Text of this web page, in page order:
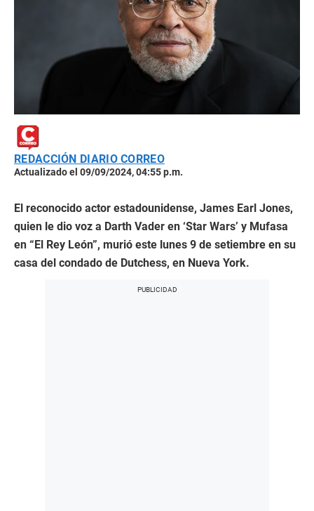
REDACCIÓN DIARIO CORREO
Actualizado el 09/09/2024, 04:55 p.m.
El reconocido actor estadounidense, James Earl Jones,
quien le dio voz a Darth Vader en ‘Star Wars’ y Mufasa
en “El Rey León”, murió este lunes 9 de setiembre en su
casa del condado de Dutchess, en Nueva York.